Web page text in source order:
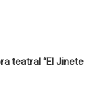
teatral “El Jinete